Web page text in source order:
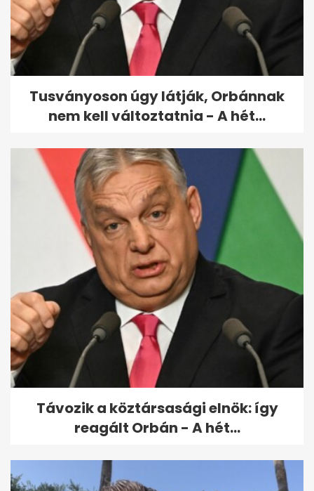
Köztársaságielnök-jelölt:
különös, amit észrevett
Török...
Tusványoson úgy látják, Orbánnak
nem kell változtatnia - A hét...
Távozik a köztársasági elnök: így
reagált Orbán - A hét...